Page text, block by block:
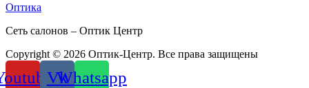
Оптика
Сеть салонов – Оптик Центр
Copyright © 2026 Оптик-Центр. Все права защищены
VkWhatsapp